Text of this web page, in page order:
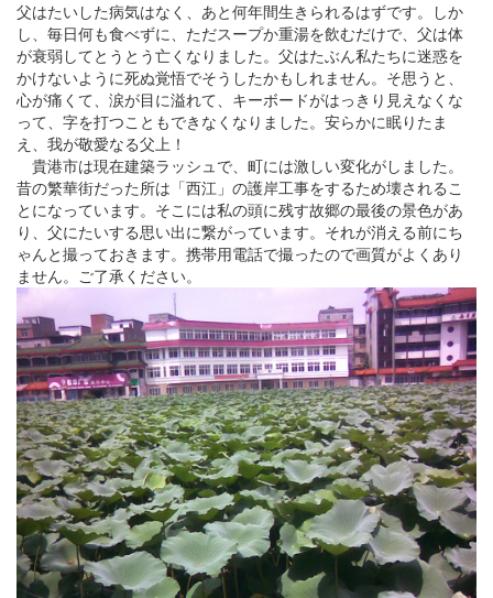
父はたいした病気はなく、あと何年間生きられるはずです。しか
し、毎日何も食べずに、ただスープか重湯を飲むだけで、父は体
が衰弱してとうとう亡くなりました。父はたぶん私たちに迷惑を
かけないように死ぬ覚悟でそうしたかもしれません。そ思うと、
心が痛くて、涙が目に溢れて、キーボードがはっきり見えなくな
って、字を打つこともできなくなりました。 安らかに眠りたま
え
我が敬愛なる父上！
貴港市は現在建築ラッシュで、町には激しい変化がしました。
昔の繁華街だった所は「西江」 の護岸工事をするため壊されるこ
とになっています。そこには私の頭に残す故郷の最後の景色があ
り、父にたいする思い出に繋がっています。それが消える前にち
ゃんと撮っておきます。携帯用電話で撮ったので画質がよくあり
ません。ご了承ください。